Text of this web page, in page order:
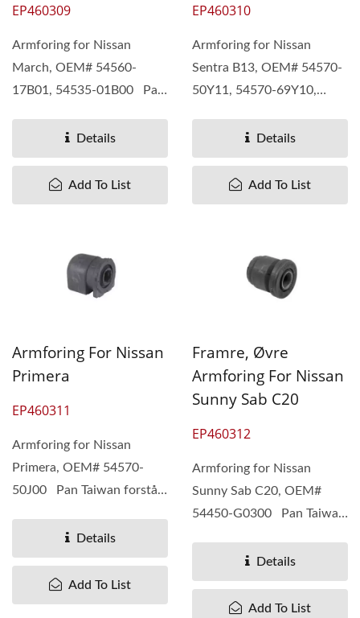
EP460309
Armforing for Nissan
March, OEM# 54560-
17B01, 54535-01B00 Pan
Details
Add To List
EP460310
Armforing for Nissan
Sentra B13, OEM# 54570-
50Y11, 54570-69Y10,
Details
Add To List
Armforing For Nissan
Primera
EP460311
Armforing for Nissan
Primera, OEM# 54570-
50J00 Pan Taiwan forstår
kundene...
Details
Add To List
Framre, Øvre
Armforing For Nissan
Sunny Sab C20
EP460312
Armforing for Nissan
Sunny Sab C20, OEM#
54450-G0300 Pan Taiwan
Details
Add To List